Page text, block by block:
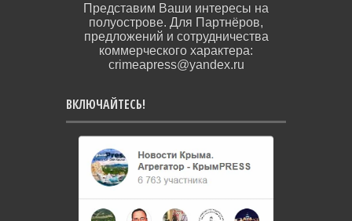
Представим Ваши интересы на
полуострове. Для Партнёров,
предложений и сотрудничества
коммерческого характера:
crimeapress@yandex.ru
ВКЛЮЧАЙТЕСЬ!